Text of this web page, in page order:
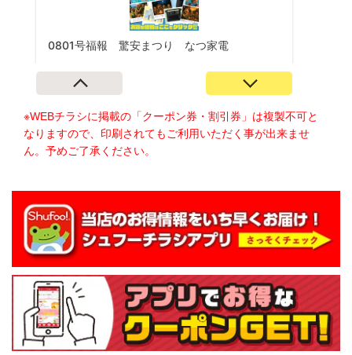
※WEBチラシに掲載の「クーポン券・割引券」は複製不可と
なりますので、印刷されてもご利用いただく事が出来ませ
ん。予めご了承ください。